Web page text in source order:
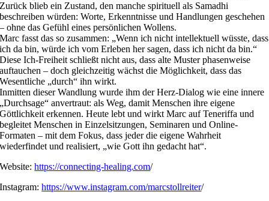
Zurück blieb ein Zustand, den manche spirituell als Samadhi
beschreiben würden: Worte, Erkenntnisse und Handlungen geschehen
– ohne das Gefühl eines persönlichen Wollens.
Marc fasst das so zusammen: „Wenn ich nicht intellektuell wüsste, dass
ich da bin, würde ich vom Erleben her sagen, dass ich nicht da bin.“
Diese Ich-Freiheit schließt nicht aus, dass alte Muster phasenweise
auftauchen – doch gleichzeitig wächst die Möglichkeit, dass das
Wesentliche „durch“ ihn wirkt.
Inmitten dieser Wandlung wurde ihm der Herz-Dialog wie eine innere
„Durchsage“ anvertraut: als Weg, damit Menschen ihre eigene
Göttlichkeit erkennen. Heute lebt und wirkt Marc auf Teneriffa und
begleitet Menschen in Einzelsitzungen, Seminaren und Online-
Formaten – mit dem Fokus, dass jeder die eigene Wahrheit
wiederfindet und realisiert, „wie Gott ihn gedacht hat“.
Website:https://connecting-healing.com/
Instagram:https://www.instagram.com/marcstollreiter/